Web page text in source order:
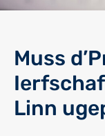
Muss
Linn